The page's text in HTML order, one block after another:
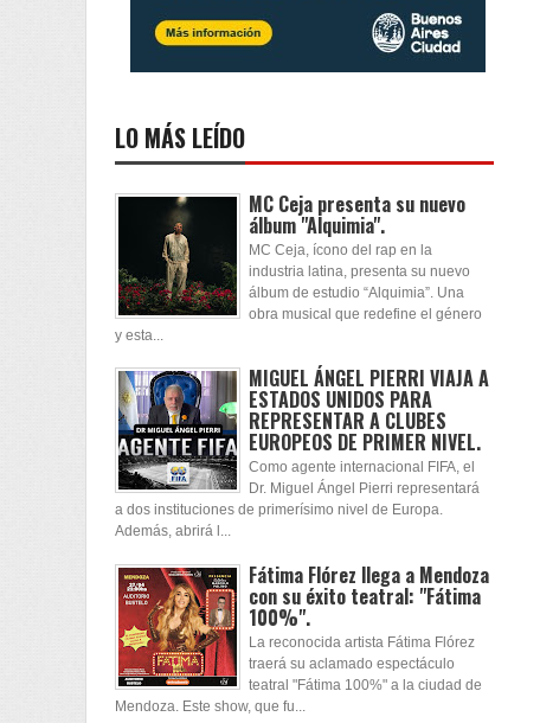
LO MÁS LEÍDO
MC Ceja presenta su nuevo
álbum "Alquimia".
MC Ceja, ícono del rap en la
industria latina, presenta su nuevo
álbum de estudio “Alquimia”. Una
obra musical que redefine el género
y esta...
MIGUEL ÁNGEL PIERRI VIAJA A
ESTADOS UNIDOS PARA
REPRESENTAR A CLUBES
EUROPEOS DE PRIMER NIVEL.
Como agente internacional FIFA, el
Dr. Miguel Ángel Pierri representará
a dos instituciones de primerísimo nivel de Europa.
Además, abrirá l...
Fátima Flórez llega a Mendoza
con su éxito teatral: "Fátima
100%".
La reconocida artista Fátima Flórez
traerá su aclamado espectáculo
teatral "Fátima 100%" a la ciudad de
Mendoza. Este show, que fu...